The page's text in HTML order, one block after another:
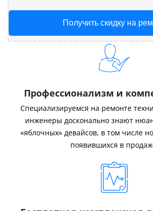
Получить скидку на
Профессионализм и
Специализируемся на ремонте
инженеры досконально знают
«яблочных» девайсов, в том числе
появившихся в